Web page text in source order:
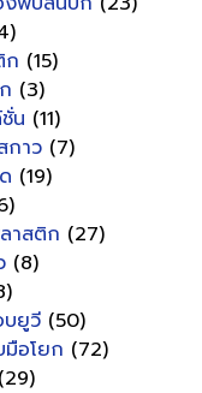
ก (15)
(3)
น (11)
กาว (7)
(19)
าสติก (27)
(8)
บยูวี (50)
มือโยก (72)
(29)